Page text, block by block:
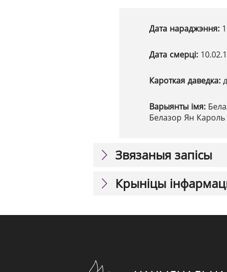
Дата нараджэння:
Дата смерці:
Кароткая даведка:
Варыянты імя:
Белазор Ян Кароль
Звязаныя запісы
Крыніцы